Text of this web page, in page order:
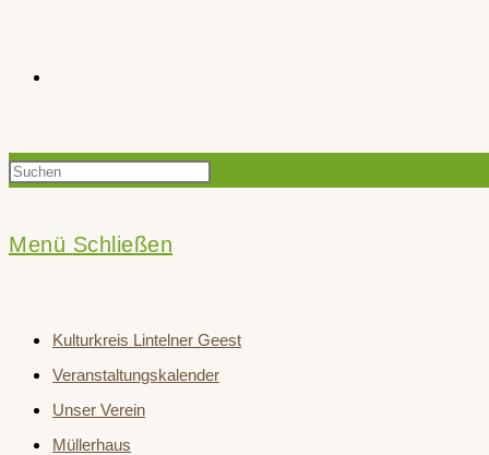
Suche
Press
search
panel.
Menü Schließen
Kulturkreis Lintelner Geest
Veranstaltungskalender
Unser Verein
Müllerhaus